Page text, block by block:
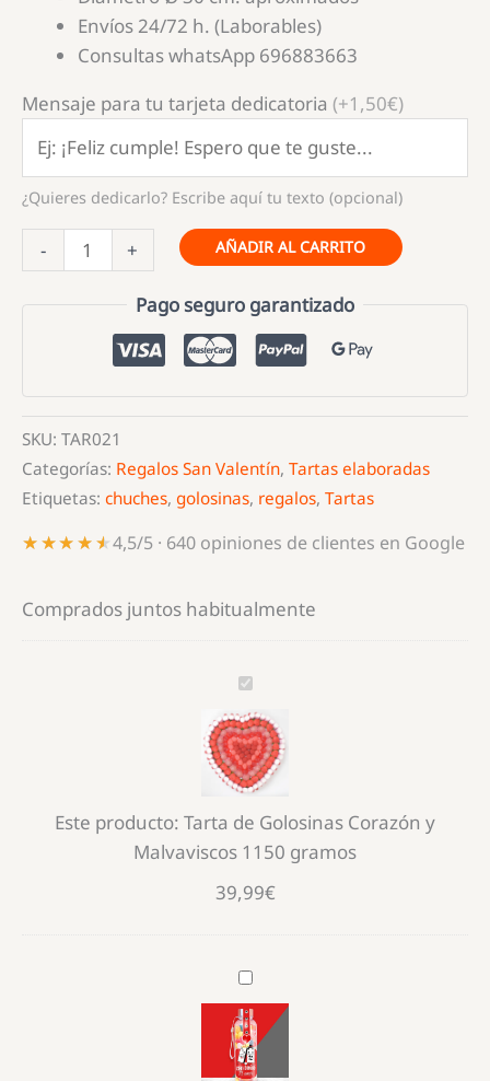
Envíos 24/72 h. (Laborables)
Consultas whatsApp 696883663
Mensaje para tu tarjeta dedicatoria (+1,50€)
¿Quieres dedicarlo? Escribe aquí tu texto (opcional)
-
de
Golosinas
Malvaviscos
1150
gramos
cantidad
+ AÑADIR AL CARRITO
Pago seguro garantizado
SKU: TAR021
Categorías: Regalos San Valentín, Tartas elaboradas
Etiquetas: chuches, golosinas, regalos, Tartas
★★★★★
★★★★★4,5/5 · 640 opiniones de clientes en Google
Comprados juntos habitualmente
Tarta
de
Golosinas
Corazón
y
Malvaviscos
1150
gramos
Este producto: Tarta de Golosinas Corazón y
Malvaviscos 1150 gramos
39,99€
Bidón
Nos
dominó
el